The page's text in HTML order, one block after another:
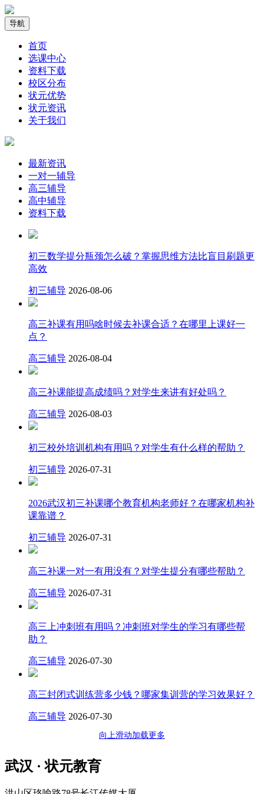
导航
首页
选课中心
资料下载
校区分布
状元优势
状元资讯
关于我们
最新资讯
一对一辅导
高三辅导
高中辅导
资料下载
​初三数学提分瓶颈怎么破？掌握思维方法比盲目刷题更
高效
初三辅导 2026-08-06
高三补课有用吗啥时候去补课合适？在哪里上课好一
点？
高三辅导 2026-08-04
高三补课能提高成绩吗？对学生来讲有好处吗？
高三辅导 2026-08-03
初三校外培训机构有用吗？对学生有什么样的帮助？
初三辅导 2026-07-31
2026武汉初三补课哪个教育机构老师好？在哪家机构补
课靠谱？
初三辅导 2026-07-31
高三补课一对一有用没有？对学生提分有哪些帮助？
高三辅导 2026-07-31
高三上冲刺班有用吗？冲刺班对学生的学习有哪些帮
助？
高三辅导 2026-07-30
高三封闭式训练营多少钱？哪家集训营的学习效果好？
高三辅导 2026-07-30
向上滑动加载更多
武汉 · 状元教育